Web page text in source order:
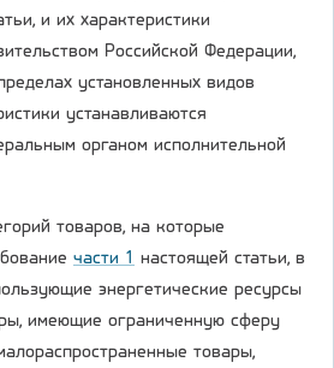
и их характеристики
Российской Федерации,
установленных видов
устанавливаются
органом исполнительной
товаров, на которые
части 1 настоящей статьи, в
энергетические ресурсы
имеющие ограниченную сферу
товары,